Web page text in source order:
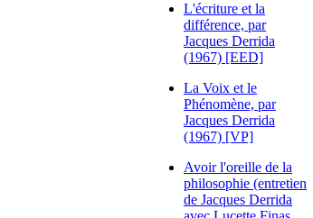
L'écriture et la
différence, par
Jacques Derrida
(1967) [EED]
La Voix et le
Phénomène, par
Jacques Derrida
(1967) [VP]
Avoir l'oreille de la
philosophie (entretien
de Jacques Derrida